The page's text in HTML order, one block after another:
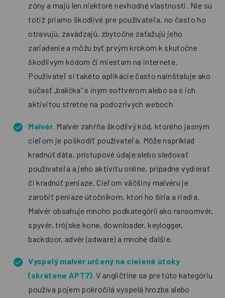
zóny a majú len niektoré nevhodné vlastnosti. Nie sú
totiž priamo škodlivé pre používateľa, no často ho
otravujú, zavádzajú, zbytočne zaťažujú jeho
zariadenie a môžu byť prvým krokom k skutočne
škodlivým kódom či miestam na internete.
Používateľ si takéto aplikácie často nainštaluje ako
súčasť „balíčka“ s iným softvérom alebo sa s ich
aktivitou stretne na podozrivých weboch
Malvér. Malvér zahŕňa škodlivý kód, ktorého jasným
cieľom je poškodiť používateľa. Môže napríklad
kradnúť dáta, prístupové údaje alebo sledovať
používateľa a jeho aktivitu online, prípadne vydierať
či kradnúť peniaze. Cieľom väčšiny malvéru je
zarobiť peniaze útočníkom, ktorí ho šíria a riadia.
Malvér obsahuje mnoho podkategórií ako ransomvér,
spyvér, trójske kone, downloader, keylogger,
backdoor, advér (adware) a mnohé ďalšie.
Vyspelý malvér určený na cielené útoky
(skrátene APT7). V angličtine sa pre túto kategóriu
používa pojem pokročilá vyspelá hrozba alebo